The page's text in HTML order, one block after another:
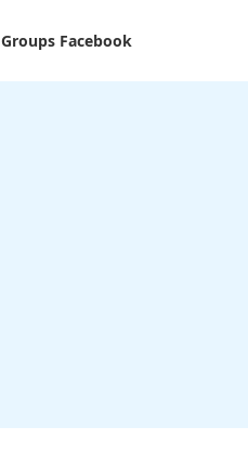
Groups Facebook